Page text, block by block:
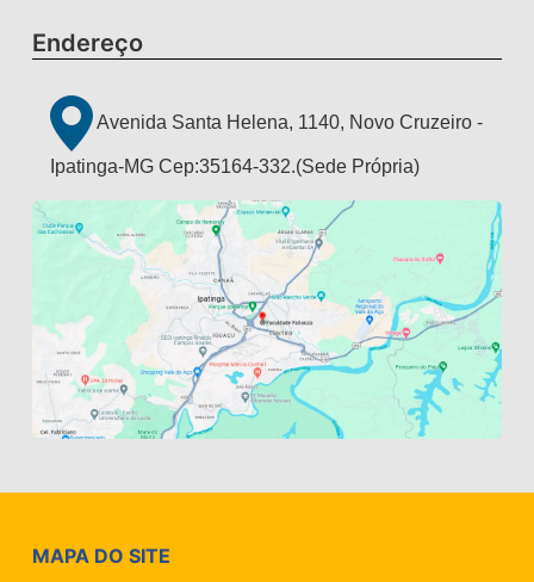
Endereço
Avenida Santa Helena, 1140, Novo Cruzeiro -
Ipatinga-MG Cep:35164-332.(Sede Própria)
MAPA DO SITE